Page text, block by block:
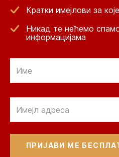
Кратки имејлови за
Никад те нећемо
информацијама